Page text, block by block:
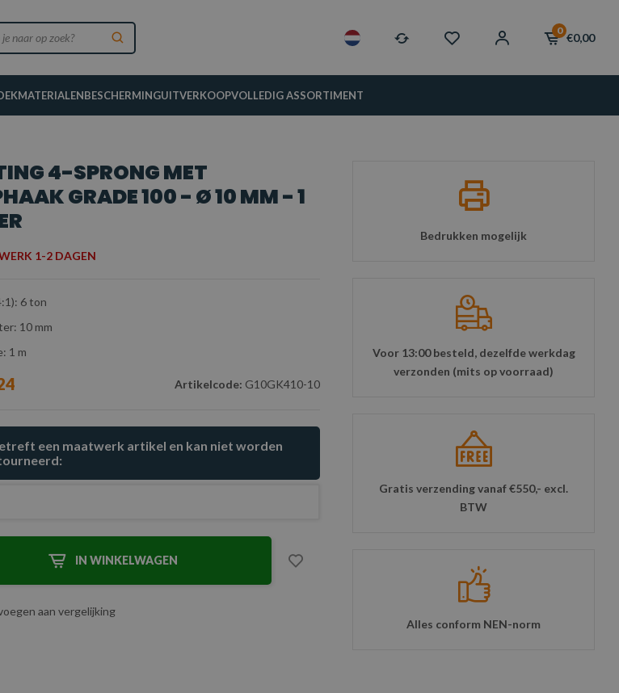
0
€0,00
BESCHERMINGUITVERKOOPVOLLEDIG ASSORTIMENT
4-SPRONG MET
GRADE 100 - Ø 10 MM - 1
1-2 DAGEN
6 ton
10 mm
1 m
Artikelcode: G10GK410-10
een maatwerk artikel en kan niet worden
IN WINKELWAGEN
aan vergelijking
Bedrukken mogelijk
Voor 13:00 besteld, dezelfde werkdag
verzonden (mits op voorraad)
Gratis verzending vanaf €550,- excl.
BTW
Alles conform NEN-norm